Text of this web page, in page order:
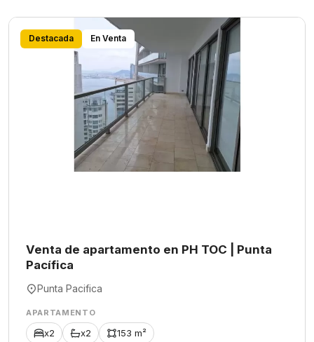
Destacada En Venta
Venta de apartamento en PH TOC | Punta
Pacífica
Punta Pacifica
APARTAMENTO
x2 x2 153 m²